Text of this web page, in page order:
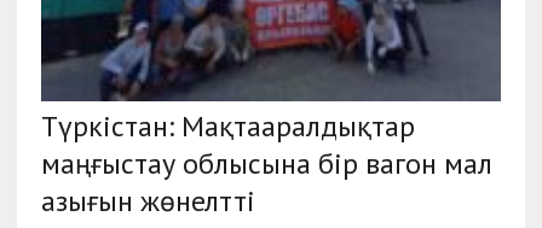
Түркістан: Mақтааралдықтар
маңғыстау облысына бір вагон мал
азығын жөнелтті